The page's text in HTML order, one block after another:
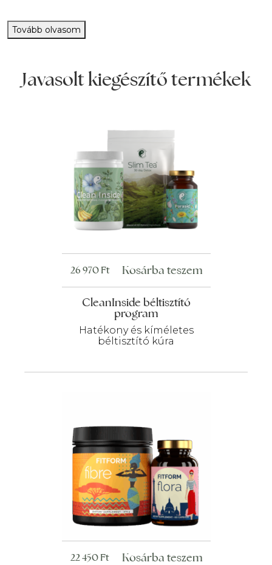
Tovább olvasom
Javasolt kiegészítő termékek
CleanInside béltisztító
program
Hatékony és kíméletes
béltisztító kúra
26 970Ft Kosárba teszem
22 450Ft Kosárba teszem